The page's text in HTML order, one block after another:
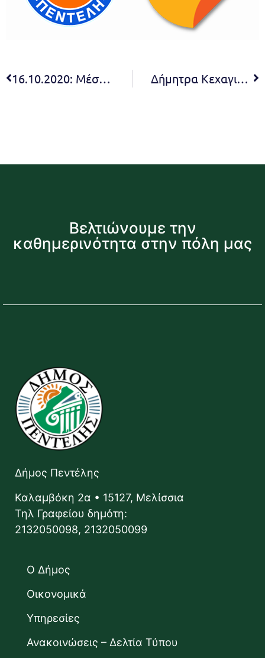
16.10.2020: Μέσος Κίνδυνος Δήμητρα Κεχαγιά: Συμμετέχουμε σε συνέργειες που ενισχύουν τη βιώσιμη διαχείριση του περιβάλλοντος και το ρόλο της πολιτικής προστασίας
Βελτιώνουμε την
καθημερινότητα στην πόλη μας
Δήμος Πεντέλης
Καλαμβόκη 2α • 15127, Μελίσσια
Τηλ Γραφείου δημότη:
2132050098, 2132050099
Ο Δήμος
Οικονομικά
Υπηρεσίες
Ανακοινώσεις – Δελτία Τύπου